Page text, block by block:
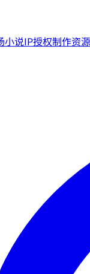
小说IP授权制作资源